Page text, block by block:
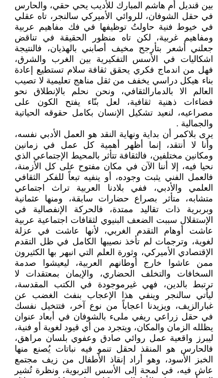
بين قنديل أم هاشم المبارك للأديب يحي حقي، والحارس
في حقل الشوفان، للروائي الأميركي سالنجر، تاه عقلي
في خيوط فنية حاولتُ توظيفها في فك مفاهيم عربية
ومفاهيم غربية، لكن تاه منظور الحقيقة في تناقض
جعلني أشعر بتأرجح مخيف أصابني بالهذيان، فالنتيجة
اشكاليات في الأسس التفكيرية بين الغرب والشرق،
فهل من اندماج فكري يحقق ثقافة سلام تستطيع إعادة
بناء هيكل دراسي يخفف من ثقل مناهج تعليمية لا تصيب
العالم الا بالدمارالثقافي، ونحن نحلم بالإنطلاق نحو
فضاءات ذهنية ثقافية، لعل بنّاء يفتح الكون على
مصراعيه، لنعيد تشكيل الإنسان بكامل حقوقه الحياتية
والجمالية .
يرى بلاكمر أن بداية ونهاية النقد هو العمل الأدبي نفسه،
وأنا لا أنتقد، إنما أظهر أهمية كل عمل في زمانين
ومكانين مختلفين، فالثقافة تتأثر بالمحيط الإجتماعي الذي
نحيا فيه، إلا أننا الآن في مكان مفتوح على كل الأزمنة،
فالعمل الفني يثبت وجوده، أو ينفيه تبعاً للفكر الثقافي
العلمي والأدبي، ففي بلادنا العربية تراث اجتماعي
متشابه، متأثر بصراع حضارات سابقة، ومنها عثمانية
وبربرية ذات تقاليد ممتدة، فالحركة الإنفصالية في
الإستقلال سببت الضعف البنيوي لثقافات اجتماعية عربية
عاشت أوهام التقدم الغربي، لأنها عاشت في عزلة
لغوية، وترجمات لم تأخذ نصيبها الكامل في ظل التقدم
الإقتصادي الأميركي، وثورة العلم التي انبهر بها الكثيرون
ممن عاشوا خارج أوطانهم العربية، ليعيشوا صدمة
السخافات والتخلف الحضاري، والإيمان بمعتقدات لا
ترتبط بالدين، فهي غيرموجودة في الكتب المقدسة،
ليأتي سالنجر وينفي هذا الإعجاب بنفث الغضب عن
غبارالزيف، ويزيدنا اعجاباً من نوع آخر، فتتخيل نفسك
في حقل زراعي ريفي ملىء بالشوفان في أبعاد عنوان
يظلله الزمان والمكان، ويتجرد من أي قيود لغوية أو فنية،
ليبرز واقعية عمل روائي صادق وعفوي بلسان مراهق،
فالحارس هو المنقذ لحقل تنمو فيه نباتات يُصنع منها
الخبز الأسود، وهو أراد إنقاذ الأطفال من زيف مجتمع
عاش فيه، في لمحة إلى الأسس التربوية، ونظرة تُشير